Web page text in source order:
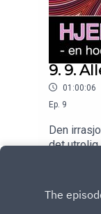
9. 9.
01:00:06
Ep. 9
Den
det utrolig